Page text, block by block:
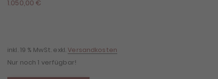
1.050,00 €
inkl. 19 % MwSt. exkl.Versandkosten
Nur noch 1 verfügbar!